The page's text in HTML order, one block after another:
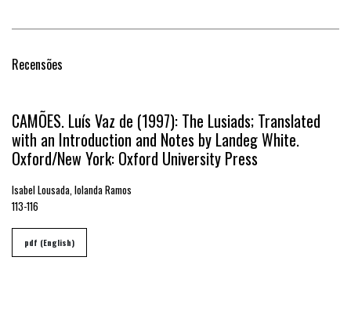
Recensões
CAMÕES. Luís Vaz de (1997): The Lusiads; Translated
with an Introduction and Notes by Landeg White.
Oxford/New York: Oxford University Press
Isabel Lousada, Iolanda Ramos
113-116
pdf (English)